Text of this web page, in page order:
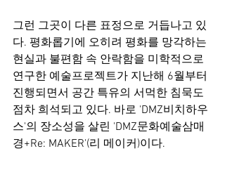
그런 그곳이 다른 표정으로 거듭나고 있
다. 평화롭기에 오히려 평화를 망각하는
현실과 불편함 속 안락함을 미학적으로
연구한 예술프로젝트가 지난해 6월부터
진행되면서 공간 특유의 서먹한 침묵도
점차 희석되고 있다. 바로 'DMZ비치하우
스'의 장소성을 살린 'DMZ문화예술삼매
경+Re: MAKER'(리 메이커)이다.